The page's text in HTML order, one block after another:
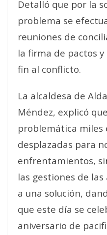
Detalló que por la
problema se
reuniones de
la firma de pactos
fin al conflicto.
La alcaldesa de
Méndez, explicó
problemática miles
desplazadas para
enfrentamientos,
las gestiones de
a una solución,
que este día se
aniversario de